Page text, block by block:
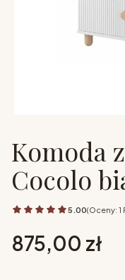
Komoda
Cocolo
5.00(Oceny: 1
Cena
875,00 zł